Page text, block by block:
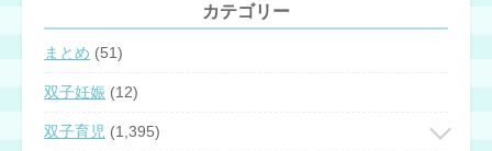
カテゴリー
まとめ (51)
双子妊娠 (12)
双子育児 (1,395)